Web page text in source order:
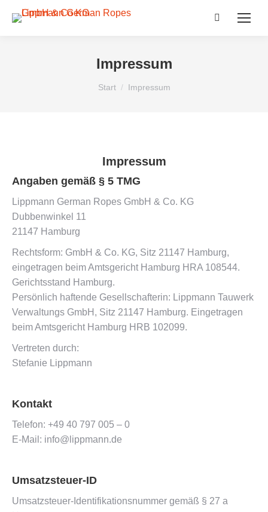
Search:
Impressum
Start Impressum
Impressum
Angaben gemäß § 5 TMG
Lippmann German Ropes GmbH & Co. KG
Dubbenwinkel 11
21147 Hamburg
Rechtsform: GmbH & Co. KG, Sitz 21147 Hamburg,
eingetragen beim Amtsgericht Hamburg HRA 108544.
Gerichtsstand Hamburg.
Persönlich haftende Gesellschafterin: Lippmann Tauwerk
Verwaltungs GmbH, Sitz 21147 Hamburg. Eingetragen
beim Amtsgericht Hamburg HRB 102099.
Vertreten durch:
Stefanie Lippmann
Kontakt
Telefon: +49 40 797 005 – 0
E-Mail: info@lippmann.de
Umsatzsteuer-ID
Umsatzsteuer-Identifikationsnummer gemäß § 27 a